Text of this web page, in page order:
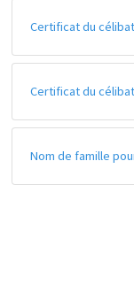
Certificat du célibat
Certificat du célibat
Nom de famille